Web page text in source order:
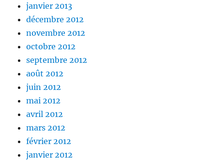
janvier 2013
décembre 2012
novembre 2012
octobre 2012
septembre 2012
août 2012
juin 2012
mai 2012
avril 2012
mars 2012
février 2012
janvier 2012